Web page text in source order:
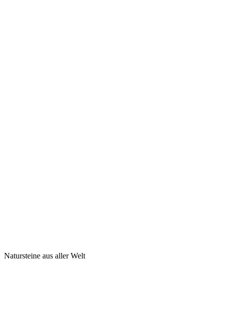
Natursteine aus aller Welt